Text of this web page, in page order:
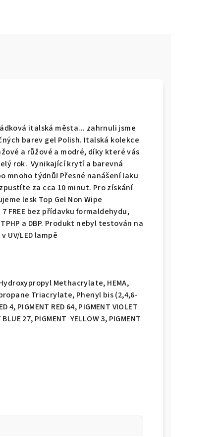
italská města... zahrnuli jsme
barev gel Polish. Italská kolekce
a růžové a modré, díky které vás
rok. Vynikající krytí a barevná
mnoho týdnů! Přesné nanášení laku
za cca 10 minut. Pro získání
lesk Top Gel Non Wipe
bez přídavku formaldehydu,
a DBP. Produkt nebyl testován na
UV/LED lampě
Methacrylate, HEMA,
Triacrylate, Phenyl bis (2,4,6-
PIGMENT RED 64, PIGMENT VIOLET
27, PIGMENT YELLOW 3, PIGMENT